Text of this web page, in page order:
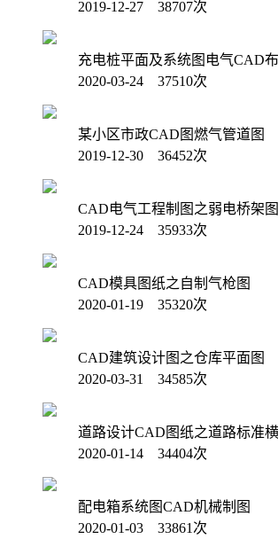
2019-12-27 38707次
充电桩平面及系统图电气CAD
2020-03-24 37510次
某小区市政CAD图燃气管道图
2019-12-30 36452次
CAD电气工程制图之弱电桥架图
2019-12-24 35933次
CAD模具图纸之自制气枪图
2020-01-19 35320次
CAD建筑设计图之仓库平面图
2020-03-31 34585次
道路设计CAD图纸之道路标准
2020-01-14 34404次
配电箱系统图CAD机械制图
2020-01-03 33861次